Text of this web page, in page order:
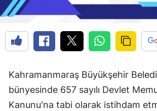
Kahramanmaraş Büyükşehir
bünyesinde 657 sayılı Devlet
Kanunu'na tabi olarak istihdam